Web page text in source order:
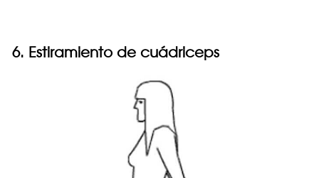
6. Estiramiento de cuádriceps